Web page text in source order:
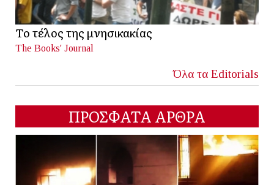
Το τέλος της μνησικακίας
The Books' Journal
Όλα τα Editorials
ΠΡΟΣΦΑΤΑ ΑΡΘΡΑ